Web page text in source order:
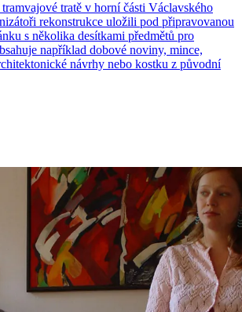
tratě v horní části Václavského
rekonstrukce uložili pod připravovanou
s několika desítkami předmětů pro
například dobové noviny, mince,
návrhy nebo kostku z původní